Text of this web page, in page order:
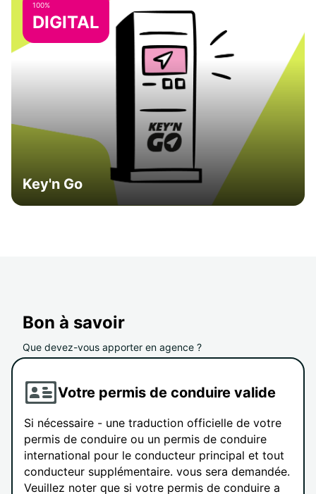
100%
DIGITAL
Key'n Go
Bon à savoir
Que devez-vous apporter en agence ?
Votre permis de conduire valide
Si nécessaire - une traduction officielle de votre
permis de conduire ou un permis de conduire
international pour le conducteur principal et tout
conducteur supplémentaire. vous sera demandée.
Veuillez noter que si votre permis de conduire a